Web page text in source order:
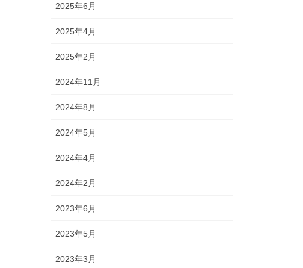
2025年6月
2025年4月
2025年2月
2024年11月
2024年8月
2024年5月
2024年4月
2024年2月
2023年6月
2023年5月
2023年3月